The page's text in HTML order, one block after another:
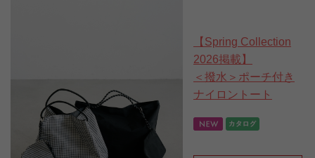
【Spring Collection
2026掲載】
＜撥水＞ポーチ付き
ナイロントート